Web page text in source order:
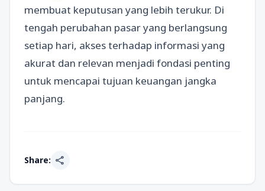
membuat keputusan yang lebih terukur. Di
tengah perubahan pasar yang berlangsung
setiap hari, akses terhadap informasi yang
akurat dan relevan menjadi fondasi penting
untuk mencapai tujuan keuangan jangka
panjang.
Share: share